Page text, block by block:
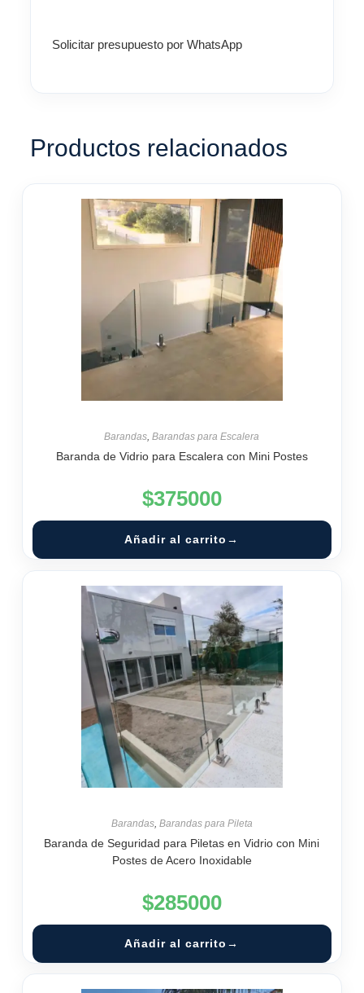
Solicitar presupuesto por WhatsApp
Productos relacionados
Barandas,Barandas para Escalera
Baranda de Vidrio para Escalera con Mini Postes
$375000
Añadir al carrito
Barandas, Barandas para Pileta
Baranda de Seguridad para Piletas en Vidrio con Mini
Postes de Acero Inoxidable
$285000
Añadir al carrito